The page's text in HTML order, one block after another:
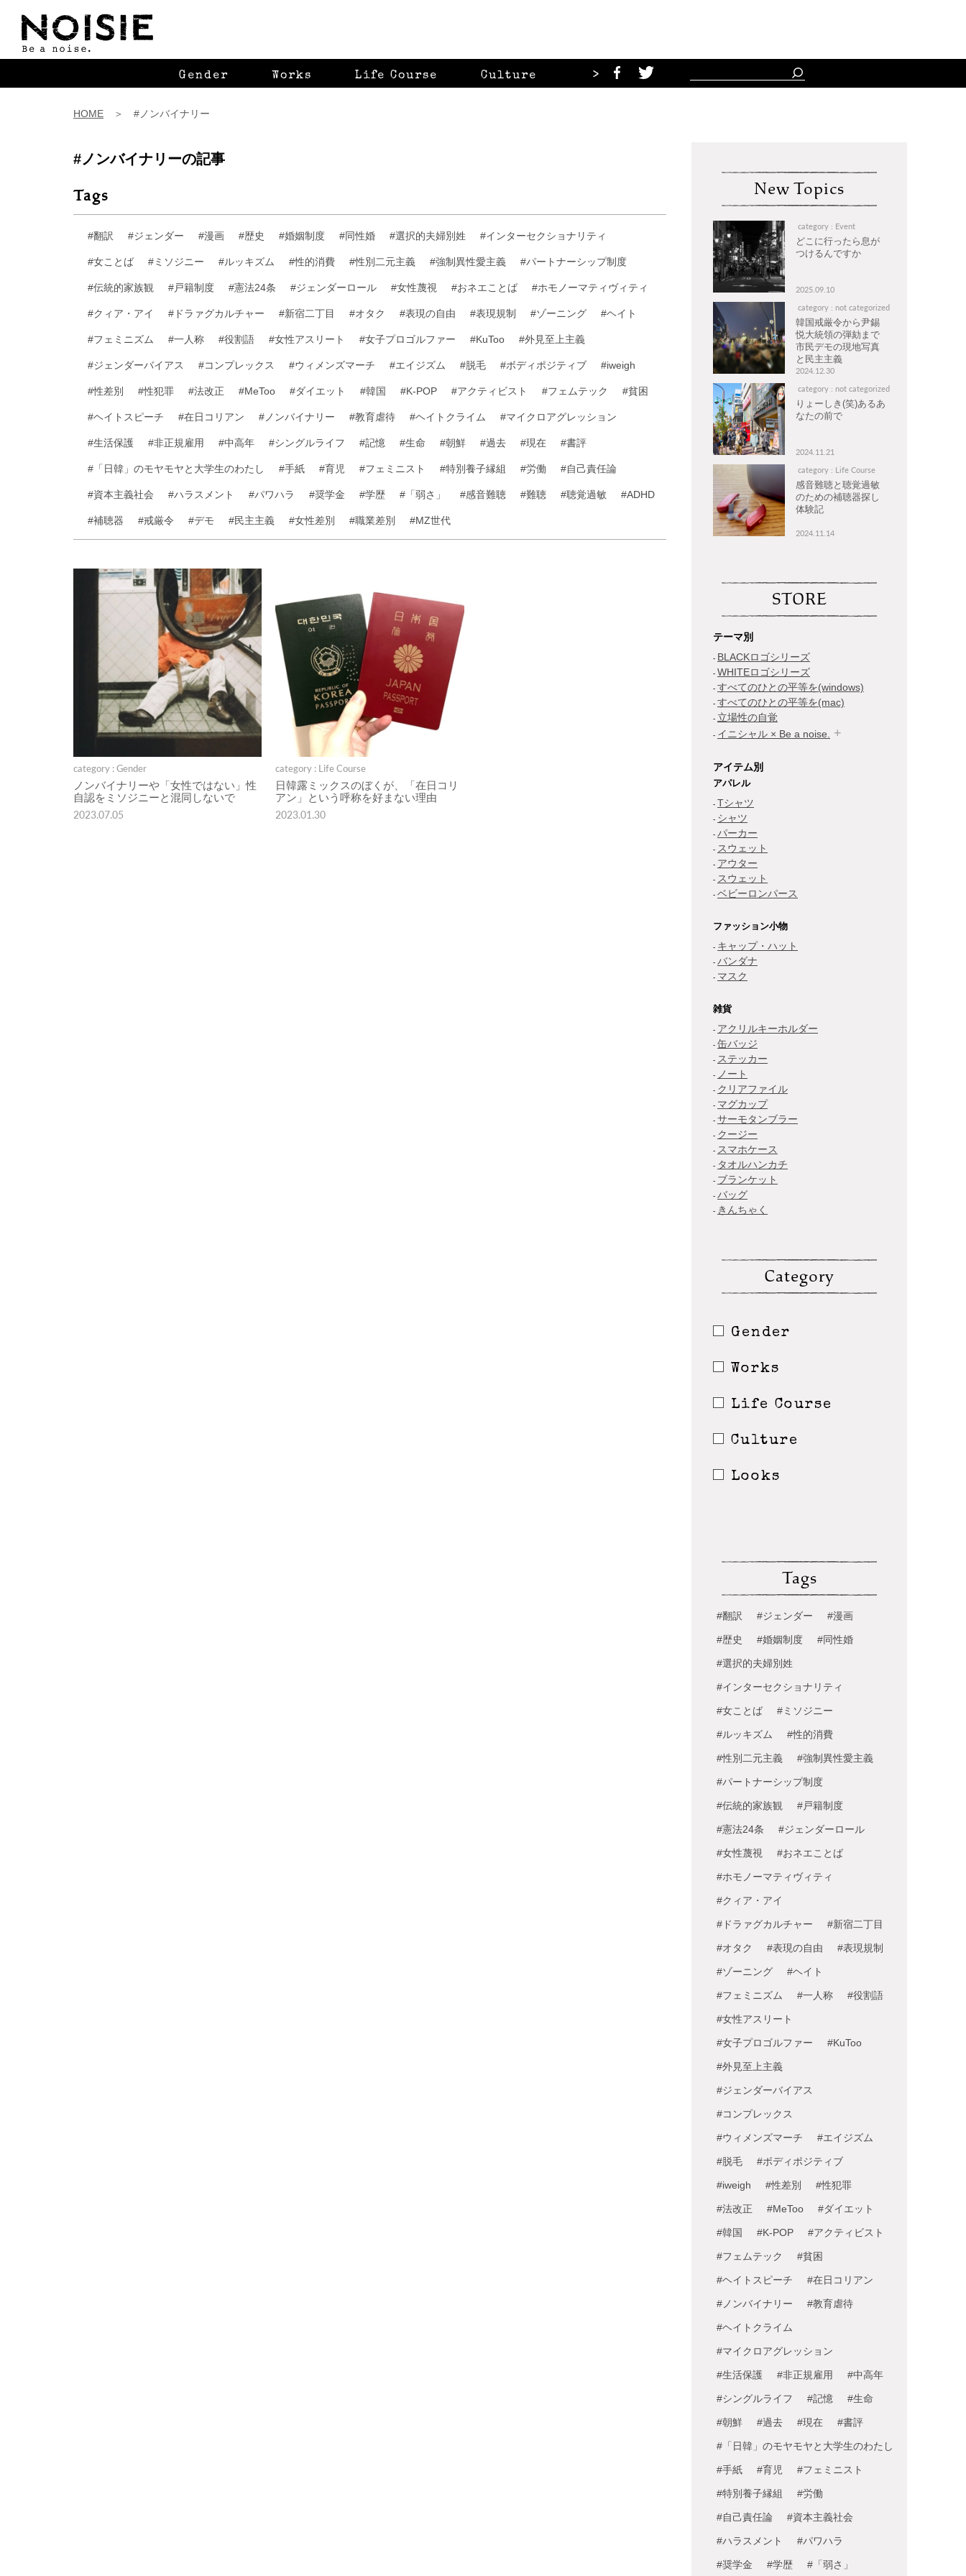
Gender Works Life Course Culture Looks
>
HOME ＞ #ノンバイナリー
#ノンバイナリーの記事
Tags
#翻訳 #ジェンダー #漫画 #歴史 #婚姻制度 #同性婚 #選択的夫婦別姓 #インターセクショナリティ
#女ことば #ミソジニー #ルッキズム #性的消費 #性別二元主義 #強制異性愛主義 #パートナーシップ制度
#伝統的家族観 #戸籍制度 #憲法24条 #ジェンダーロール #女性蔑視 #おネエことば #ホモノーマティヴィティ
#クィア・アイ #ドラァグカルチャー #新宿二丁目 #オタク #表現の自由 #表現規制 #ゾーニング #ヘイト
#フェミニズム #一人称 #役割語 #女性アスリート #女子プロゴルファー #KuToo #外見至上主義
#ジェンダーバイアス #コンプレックス #ウィメンズマーチ #エイジズム #脱毛 #ボディポジティブ #iweigh
#性差別 #性犯罪 #法改正 #MeToo #ダイエット #韓国 #K-POP #アクティビスト #フェムテック #貧困
#ヘイトスピーチ #在日コリアン #ノンバイナリー #教育虐待 #ヘイトクライム #マイクロアグレッション
#生活保護 #非正規雇用 #中高年 #シングルライフ #記憶 #生命 #朝鮮 #過去 #現在 #書評
#「日韓」のモヤモヤと大学生のわたし #手紙 #育児 #フェミニスト #特別養子縁組 #労働 #自己責任論
#資本主義社会 #ハラスメント #パワハラ #奨学金 #学歴 #「弱さ」 #感音難聴 #難聴 #聴覚過敏 #ADHD
#補聴器 #戒厳令 #デモ #民主主義 #女性差別 #職業差別 #MZ世代
category : Gender
ノンバイナリーや「女性ではない」性
自認をミソジニーと混同しないで
2023.07.05
category : Life Course
日韓露ミックスのぼくが、「在日コリ
アン」という呼称を好まない理由
2023.01.30
New Topics
category : Event
どこに行ったら息が
つけるんですか
2025.09.10
category : not categorized
韓国戒厳令から尹錫
悦大統領の弾劾まで
市民デモの現地写真
と民主主義
2024.12.30
category : not categorized
りょーしき(笑)あるあ
なたの前で
2024.11.21
category : Life Course
感音難聴と聴覚過敏
のための補聴器探し
体験記
2024.11.14
STORE
テーマ別
BLACKロゴシリーズ
WHITEロゴシリーズ
すべてのひとの平等を(windows)
すべてのひとの平等を(mac)
立場性の自覚
イニシャル × Be a noise.
アイテム別
アパレル
Tシャツ
シャツ
パーカー
スウェット
アウター
スウェット
ベビーロンパース
ファッション小物
キャップ・ハット
バンダナ
マスク
雑貨
アクリルキーホルダー
缶バッジ
ステッカー
ノート
クリアファイル
マグカップ
サーモタンブラー
クージー
スマホケース
タオルハンカチ
ブランケット
バッグ
きんちゃく
Category
Gender
Works
Life Course
Culture
Looks
Tags
#翻訳 #ジェンダー #漫画
#歴史 #婚姻制度 #同性婚
#選択的夫婦別姓
#インターセクショナリティ
#女ことば #ミソジニー
#ルッキズム #性的消費
#性別二元主義 #強制異性愛主義
#パートナーシップ制度
#伝統的家族観 #戸籍制度
#憲法24条 #ジェンダーロール
#女性蔑視 #おネエことば
#ホモノーマティヴィティ
#クィア・アイ
#ドラァグカルチャー #新宿二丁目
#オタク #表現の自由 #表現規制
#ゾーニング #ヘイト
#フェミニズム #一人称 #役割語
#女性アスリート
#女子プロゴルファー #KuToo
#外見至上主義
#ジェンダーバイアス
#コンプレックス
#ウィメンズマーチ #エイジズム
#脱毛 #ボディポジティブ
#iweigh #性差別 #性犯罪
#法改正 #MeToo #ダイエット
#韓国 #K-POP #アクティビスト
#フェムテック #貧困
#ヘイトスピーチ #在日コリアン
#ノンバイナリー #教育虐待
#ヘイトクライム
#マイクロアグレッション
#生活保護 #非正規雇用 #中高年
#シングルライフ #記憶 #生命
#朝鮮 #過去 #現在 #書評
#「日韓」のモヤモヤと大学生のわたし
#手紙 #育児 #フェミニスト
#特別養子縁組 #労働
#自己責任論 #資本主義社会
#ハラスメント #パワハラ
#奨学金 #学歴 #「弱さ」